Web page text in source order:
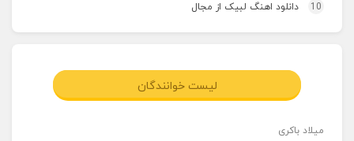
10 دانلود اهنگ لبیک از مجال
لیست خوانندگان
میلاد باکری